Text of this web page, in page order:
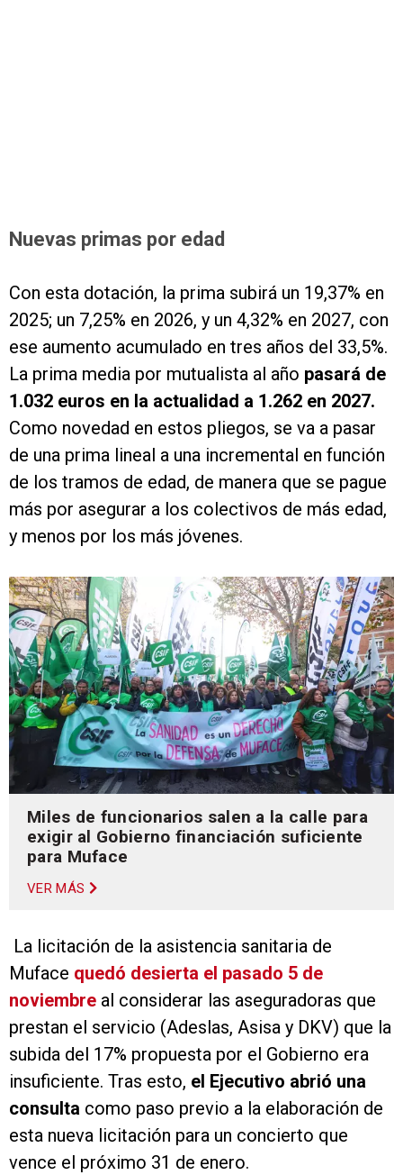
Nuevas primas por edad
Con esta dotación, la prima subirá un 19,37% en
2025; un 7,25% en 2026, y un 4,32% en 2027, con
ese aumento acumulado en tres años del 33,5%.
La prima media por mutualista al año pasará de
1.032 euros en la actualidad a 1.262 en 2027.
Como novedad en estos pliegos, se va a pasar
de una prima lineal a una incremental en función
de los tramos de edad, de manera que se pague
más por asegurar a los colectivos de más edad,
y menos por los más jóvenes.
Miles de funcionarios salen a la calle para
exigir al Gobierno financiación suficiente
para Muface
VER MÁS
La licitación de la asistencia sanitaria de
Muface quedó desierta el pasado 5 de
noviembre al considerar las aseguradoras que
prestan el servicio (Adeslas, Asisa y DKV) que la
subida del 17% propuesta por el Gobierno era
insuficiente. Tras esto, el Ejecutivo abrió una
consulta como paso previo a la elaboración de
esta nueva licitación para un concierto que
vence el próximo 31 de enero.